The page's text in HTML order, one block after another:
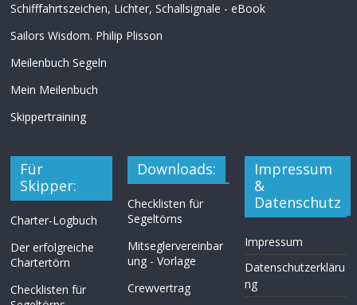
Schifffahrtszeichen, Lichter, Schallsignale - eBook
Sailors Wisdom. Philip Plisson
Meilenbuch Segeln
Mein Meilenbuch
Skippertraining
Für
Skipper:
Charter-Logbuch
Der erfolgreiche
Chartertörn
Checklisten für
Downloads:
Checklisten für
Segeltörns
Mitseglervereinbar
ung - Vorlage
Crewvertrag
Impressum
&
Datenschutz
Impressum
Datenschutzerkläru
ng